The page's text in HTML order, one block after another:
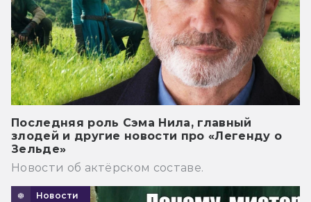
Последняя роль Сэма Нила, главный
злодей и другие новости про «Легенду о
Зельде»
Новости об актёрском составе.
Новости